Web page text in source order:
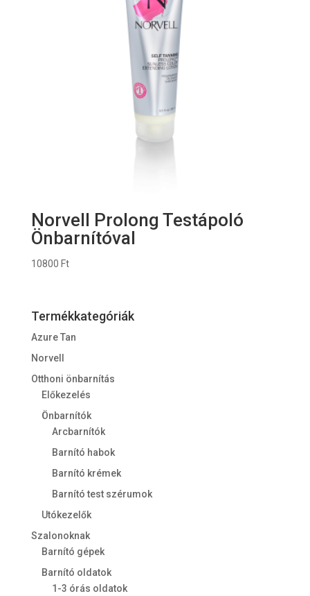
Norvell Prolong Testápoló
Önbarnítóval
10800 Ft
Termékkategóriák
Azure Tan
Norvell
Otthoni önbarnítás
Előkezelés
Önbarnítók
Arcbarnítók
Barnító habok
Barnító krémek
Barnító test szérumok
Utókezelők
Szalonoknak
Barnító gépek
Barnító oldatok
1-3 órás oldatok